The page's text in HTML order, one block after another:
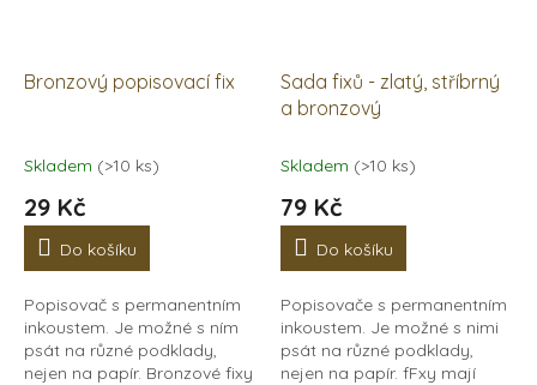
Bronzový popisovací fix
Skladem (>10 ks)
29 Kč
Do košíku
Popisovač s permanentním
inkoustem. Je možné s ním
psát na různé podklady,
nejen na papír. Bronzové fixy
Sada fixů - zlatý, stříbrný
a bronzový
Skladem (>10 ks)
79 Kč
Do košíku
Popisovače s permanentním
inkoustem. Je možné s nimi
psát na různé podklady,
nejen na papír. fFxy mají